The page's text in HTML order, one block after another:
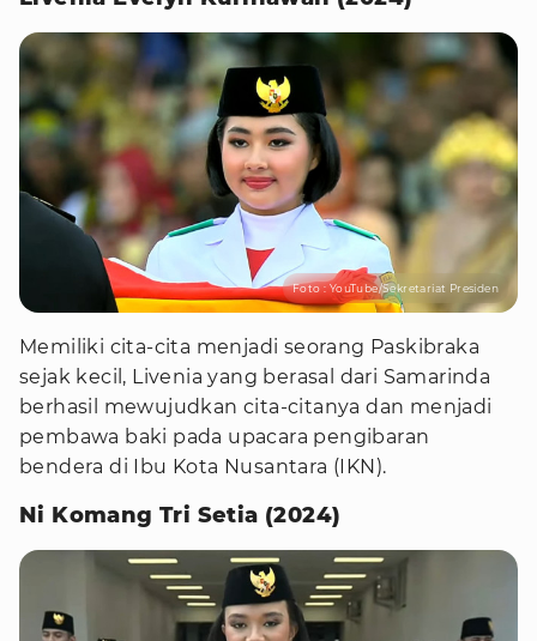
Foto : YouTube/Sekretariat Presiden
Memiliki cita-cita menjadi seorang Paskibraka
sejak kecil, Livenia yang berasal dari Samarinda
berhasil mewujudkan cita-citanya dan menjadi
pembawa baki pada upacara pengibaran
bendera di Ibu Kota Nusantara (IKN).
Ni Komang Tri Setia (2024)